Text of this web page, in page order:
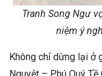
Tranh Song Ngư
niệm ý
Không chỉ dừng lại ở